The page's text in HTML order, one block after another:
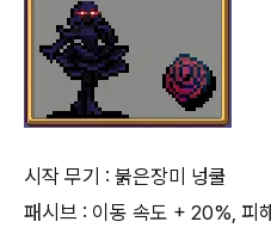
시작 무기 : 붉은장미 넝쿨
패시브 : 이동 속도 + 20%,